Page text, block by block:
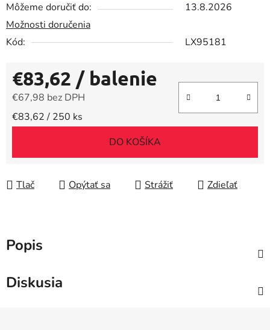
Môžeme doručiť do:
13.8.2026
Možnosti doručenia
Kód:
LX95181
€83,62 / balenie
€67,98 bez DPH
Jednotková cena:
€83,62 / 250 ks
DO KOŠÍKA
Tlač Opýtať sa Strážiť Zdieľať
Popis
Diskusia